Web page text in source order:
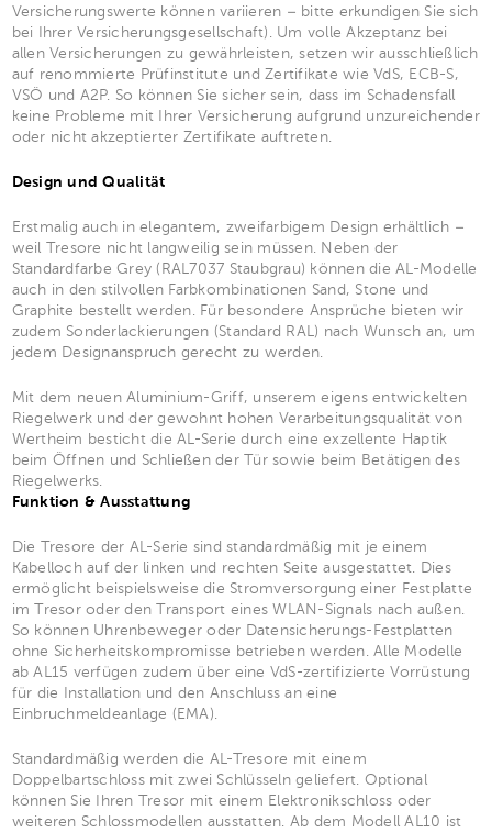
Versicherungswerte können variieren – bitte erkundigen Sie sich
bei Ihrer Versicherungsgesellschaft). Um volle Akzeptanz bei
allen Versicherungen zu gewährleisten, setzen wir ausschließlich
auf renommierte Prüfinstitute und Zertifikate wie VdS, ECB-S,
VSÖ und A2P. So können Sie sicher sein, dass im Schadensfall
keine Probleme mit Ihrer Versicherung aufgrund unzureichender
oder nicht akzeptierter Zertifikate auftreten.
Design und Qualität
Erstmalig auch in elegantem, zweifarbigem Design erhältlich –
weil Tresore nicht langweilig sein müssen. Neben der
Standardfarbe Grey (RAL7037 Staubgrau) können die AL-Modelle
auch in den stilvollen Farbkombinationen Sand, Stone und
Graphite bestellt werden. Für besondere Ansprüche bieten wir
zudem Sonderlackierungen (Standard RAL) nach Wunsch an, um
jedem Designanspruch gerecht zu werden.
Mit dem neuen Aluminium-Griff, unserem eigens entwickelten
Riegelwerk und der gewohnt hohen Verarbeitungsqualität von
Wertheim besticht die AL-Serie durch eine exzellente Haptik
beim Öffnen und Schließen der Tür sowie beim Betätigen des
Riegelwerks.
Funktion & Ausstattung
Die Tresore der AL-Serie sind standardmäßig mit je einem
Kabelloch auf der linken und rechten Seite ausgestattet. Dies
ermöglicht beispielsweise die Stromversorgung einer Festplatte
im Tresor oder den Transport eines WLAN-Signals nach außen.
So können Uhrenbeweger oder Datensicherungs-Festplatten
ohne Sicherheitskompromisse betrieben werden. Alle Modelle
ab AL15 verfügen zudem über eine VdS-zertifizierte Vorrüstung
für die Installation und den Anschluss an eine
Einbruchmeldeanlage (EMA).
Standardmäßig werden die AL-Tresore mit einem
Doppelbartschloss mit zwei Schlüsseln geliefert. Optional
können Sie Ihren Tresor mit einem Elektronikschloss oder
weiteren Schlossmodellen ausstatten. Ab dem Modell AL10 ist